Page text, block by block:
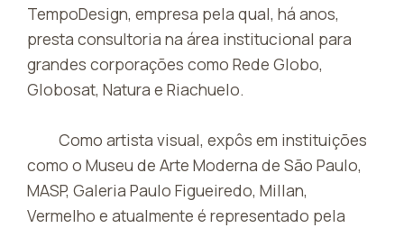
TempoDesign, empresa pela qual, há anos,
presta consultoria na área institucional para
grandes corporações como Rede Globo,
Globosat, Natura e Riachuelo.
Como artista visual, expôs em instituições
como o Museu de Arte Moderna de São Paulo,
MASP, Galeria Paulo Figueiredo, Millan,
Vermelho e atualmente é representado pela